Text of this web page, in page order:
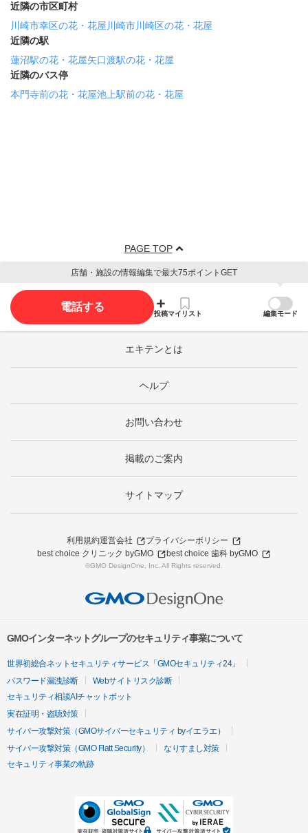
近隣の市区町村
川崎市幸区の花・花屋川崎市川崎区の花・花屋
近隣の駅
蓮沼駅の花・花屋矢口渡駅の花・花屋
近隣のバス停
本門寺前の花・花屋池上駅前の花・花屋
PAGE TOP
店舗・施設の情報編集で最大75ポイントGET
電話する
投稿マイリスト 編集モード
エキテンとは
ヘルプ
お問い合わせ
掲載のご案内
サイトマップ
利用規約運営会社
プライバシーポリシー
best choice クリニック byGMO
best choice 歯科 byGMO
©GMO DesignOne, Inc. All Rights reserved.
GMOインターネットグループのセキュリティ事業について
世界初総合ネットセキュリティサービス「GMOセキュリティ24」
パスワード漏洩診断
Webサイトリスク診断
セキュリティ相談AIチャットボット
実在証明・盗聴対策
サイバー攻撃対策（GMOサイバーセキュリティ byイエラエ）
サイバー攻撃対策（GMO Flatt Security）
なりすまし対策
セキュリティ事業の軌跡